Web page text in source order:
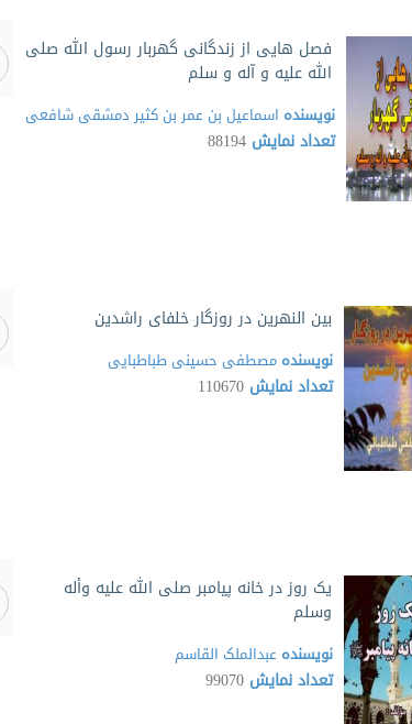
فصل هایی از زندگانی گهربار رسول الله صلی
الله علیه و آله و سلم
نویسنده اسماعیل بن عمر بن کثیر دمشقی شافعی
تعداد نمایش 88194
بین النهرین در روزگار خلفای راشدین
نویسنده مصطفی حسینی طباطبایی
تعداد نمایش 110670
یک روز در خانه پیامبر صلی الله علیه وأله
وسلم
نویسنده عبدالملک القاسم
تعداد نمایش 99070